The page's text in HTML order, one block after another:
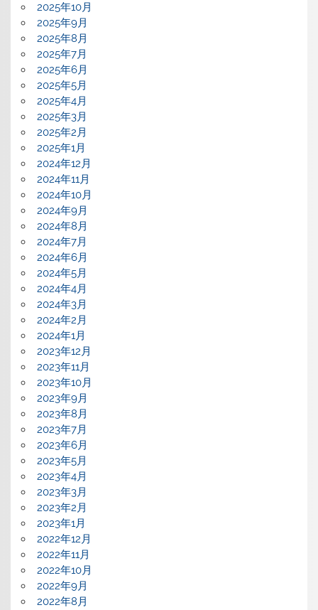
2025年10月
2025年9月
2025年8月
2025年7月
2025年6月
2025年5月
2025年4月
2025年3月
2025年2月
2025年1月
2024年12月
2024年11月
2024年10月
2024年9月
2024年8月
2024年7月
2024年6月
2024年5月
2024年4月
2024年3月
2024年2月
2024年1月
2023年12月
2023年11月
2023年10月
2023年9月
2023年8月
2023年7月
2023年6月
2023年5月
2023年4月
2023年3月
2023年2月
2023年1月
2022年12月
2022年11月
2022年10月
2022年9月
2022年8月